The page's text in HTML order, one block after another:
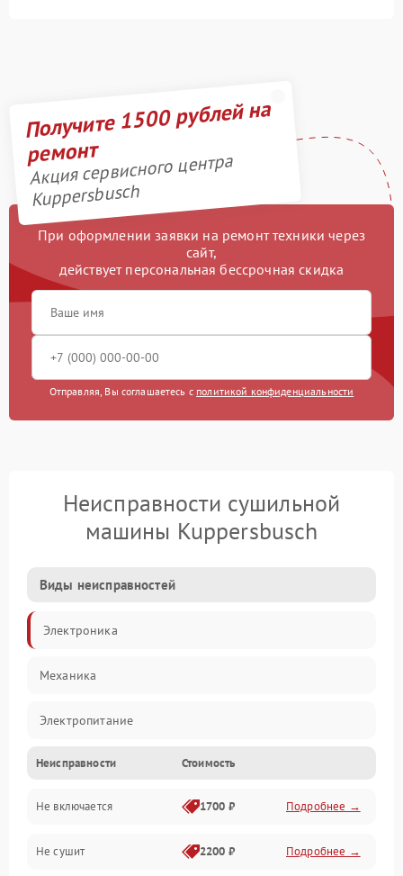
Получите 1500 рублей на
ремонт
Акция сервисного центра
Kuppersbusch
При оформлении заявки на ремонт техники через
сайт,
действует персональная бессрочная скидка
Отправляя, Вы соглашаетесь с политикой конфиденциальности
Неисправности сушильной
машины Kuppersbusch
Виды неисправностей
Электроника
Механика
Электропитание
Нагрев
Механические повреждения
Оптика
Неисправности Стоимость
Не включается 1700 ₽ Подробнее →
Не сушит 2200 ₽ Подробнее →